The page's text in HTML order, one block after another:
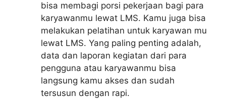
bisa membagi porsi pekerjaan bagi para
karyawanmu lewat LMS. Kamu juga bisa
melakukan pelatihan untuk karyawan mu
lewat LMS. Yang paling penting adalah,
data dan laporan kegiatan dari para
pengguna atau karyawanmu bisa
langsung kamu akses dan sudah
tersusun dengan rapi.